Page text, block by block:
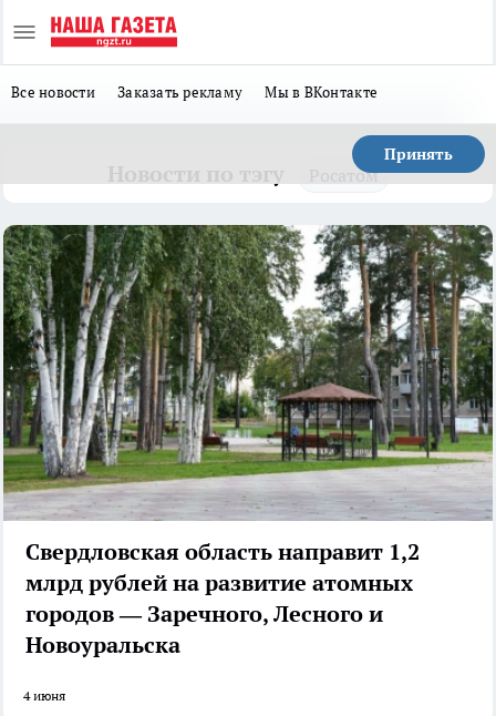
Все новости Заказать рекламу Мы в ВКонтакте
Принять
Росатом
Свердловская область направит 1,2
млрд рублей на развитие атомных
городов — Заречного, Лесного и
Новоуральска
4 июня